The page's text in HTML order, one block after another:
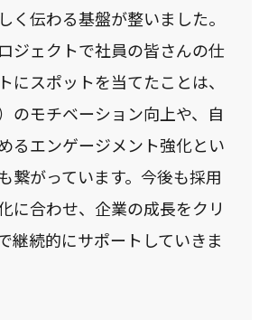
く伝わる基盤が整いました。
ジェクトで社員の皆さんの仕
にスポットを当てたことは、
のモチベーション向上や、自
るエンゲージメント強化とい
繋がっています。今後も採用
に合わせ、企業の成長をクリ
継続的にサポートしていきま